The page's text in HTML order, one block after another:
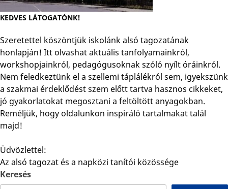
KEDVES LÁTOGATÓNK!
Szeretettel köszöntjük iskolánk alsó tagozatának
honlapján! Itt olvashat aktuális tanfolyamainkról,
workshopjainkról, pedagógusoknak szóló nyílt óráinkról.
Nem feledkeztünk el a szellemi táplálékról sem, igyekszünk
a szakmai érdeklődést szem előtt tartva hasznos cikkeket,
jó gyakorlatokat megosztani a feltöltött anyagokban.
Reméljük, hogy oldalunkon inspiráló tartalmakat talál
majd!
Üdvözlettel:
Az alsó tagozat és a napközi tanítói közössége
Keresés